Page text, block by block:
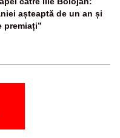
așteaptă de un an și
premiați”